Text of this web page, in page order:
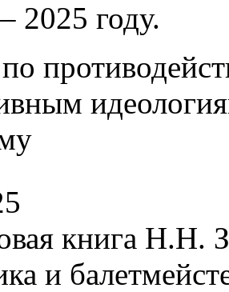
2025 году.
книга Н.Н.
и